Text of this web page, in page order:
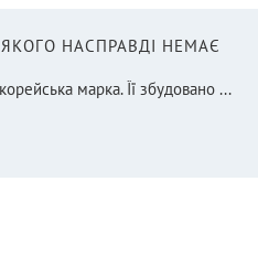
ЯКОГО НАСПРАВДІ НЕМАЄ
марка. Її збудовано ...